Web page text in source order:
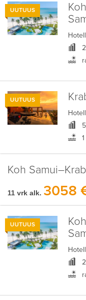
UUTUUS
UUTUUS
Koh
11 vrk alk. 3058
UUTUUS